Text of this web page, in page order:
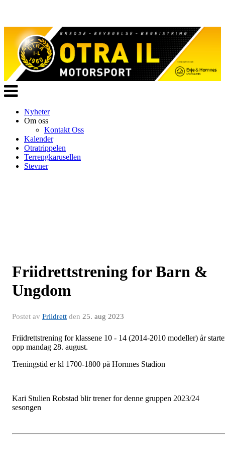
Veksle
navigasjon
Nyheter
Om oss
Kontakt Oss
Kalender
Otratrippelen
Terrengkarusellen
Stevner
Friidrettstrening for Barn &
Ungdom
Postet av Friidrett den 25. aug 2023
Friidrettstrening for klassene 10 - 14 (2014-2010 modeller) år
opp mandag 28. august.
Treningstid er kl 1700-1800 på Hornnes Stadion
Kari Stulien Robstad blir trener for denne gruppen 2023/24
sesongen